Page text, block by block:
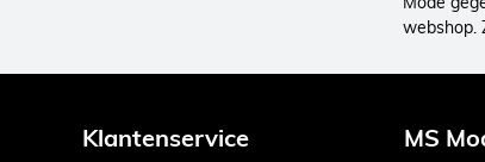
webshop.
Klantenservice MS